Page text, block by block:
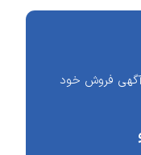
فروش خود